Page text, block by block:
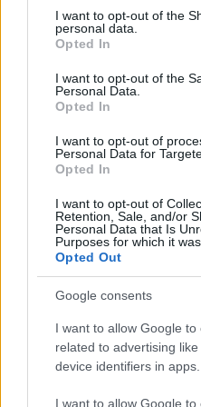
not limited to your visit or
grant or deny consent to
use your data for below
consent section.
I want to opt-out of the
personal data.
Opted In
I want to opt-out of the
Personal Data.
Opted In
I want to opt-out of
Personal Data for
Opted In
I want to opt-out of
Retention, Sale, and/or
Personal Data that Is
Purposes for which it
Opted Out
Google consents
I want to allow Google to
related to advertising
device identifiers in apps.
I want to allow Google to